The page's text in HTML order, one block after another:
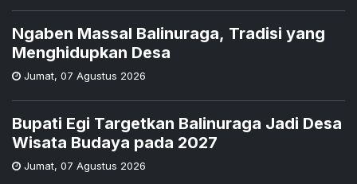
Ngaben Massal Balinuraga, Tradisi yang
Menghidupkan Desa
Jumat, 07 Agustus 2026
Bupati Egi Targetkan Balinuraga Jadi Desa
Wisata Budaya pada 2027
Jumat, 07 Agustus 2026